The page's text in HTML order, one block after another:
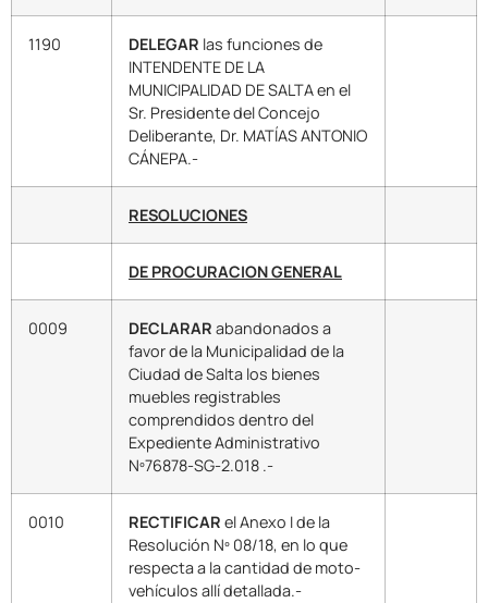
1190 DELEGAR las funciones de
INTENDENTE DE LA
MUNICIPALIDAD DE SALTA en el
Sr. Presidente del Concejo
Deliberante, Dr. MATÍAS ANTONIO
CÁNEPA.-
RESOLUCIONES
DE PROCURACION GENERAL
0009 DECLARAR abandonados a
favor de la Municipalidad de la
Ciudad de Salta los bienes
muebles registrables
comprendidos dentro del
Expediente Administrativo
Nº76878-SG-2.018 .-
0010 RECTIFICAR el Anexo I de la
Resolución Nº 08/18, en lo que
respecta a la cantidad de moto-
vehículos allí detallada.-